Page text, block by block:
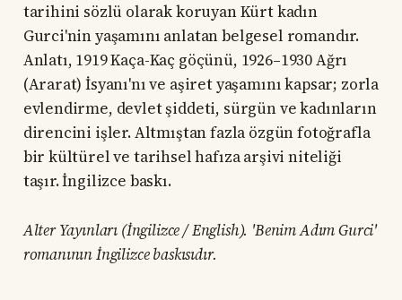
tarihini sözlü olarak koruyan Kürt kadın
Gurci'nin yaşamını anlatan belgesel romandır.
Anlatı, 1919 Kaça-Kaç göçünü, 1926–1930 Ağrı
(Ararat) İsyanı'nı ve aşiret yaşamını kapsar; zorla
evlendirme, devlet şiddeti, sürgün ve kadınların
direncini işler. Altmıştan fazla özgün fotoğrafla
bir kültürel ve tarihsel hafıza arşivi niteliği
taşır. İngilizce baskı.
Alter Yayınları (İngilizce / English). 'Benim Adım Gurci'
romanının İngilizce baskısıdır.